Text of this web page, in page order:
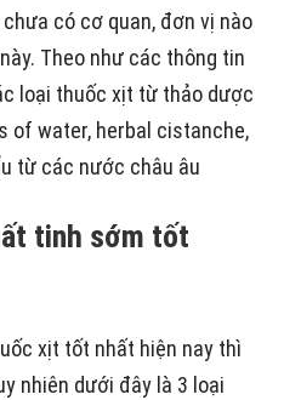
có cơ quan, đơn vị nào
Theo như các thông tin
loại thuốc xịt từ thảo dược
of water, herbal cistanche,
từ các nước châu âu
tinh sớm tốt
xịt tốt nhất hiện nay thì
nhiên dưới đây là 3 loại